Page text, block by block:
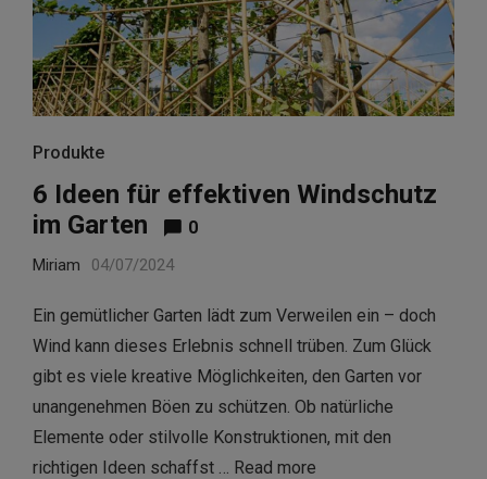
Produkte
6 Ideen für effektiven Windschutz
im Garten
0
Miriam 04/07/2024
Ein gemütlicher Garten lädt zum Verweilen ein – doch
Wind kann dieses Erlebnis schnell trüben. Zum Glück
gibt es viele kreative Möglichkeiten, den Garten vor
unangenehmen Böen zu schützen. Ob natürliche
Elemente oder stilvolle Konstruktionen, mit den
richtigen Ideen schaffst … Read more